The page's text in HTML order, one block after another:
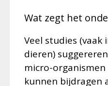
Wat zegt het
Veel studies (vaak
dieren)
micro-
kunnen bijdragen